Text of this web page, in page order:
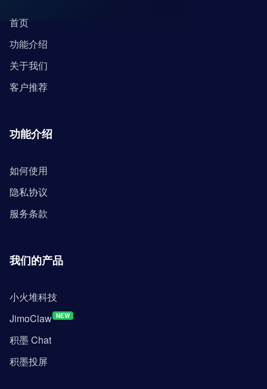
首页
功能介绍
关于我们
客户推荐
功能介绍
如何使用
隐私协议
服务条款
我们的产品
小火堆科技
JimoClaw NEW
积墨 Chat
积墨投屏